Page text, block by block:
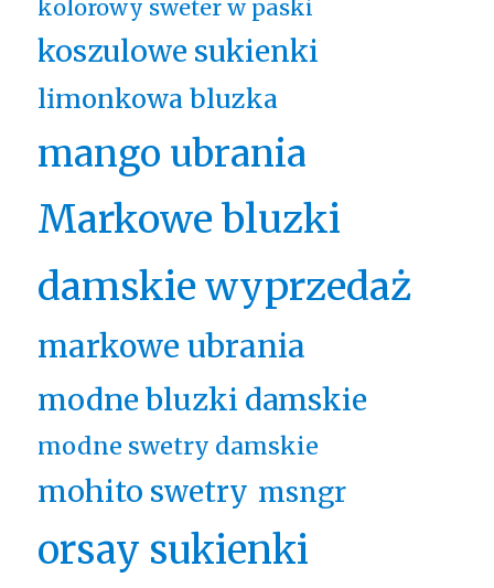
kolorowy sweter w paski
koszulowe sukienki
limonkowa bluzka
mango ubrania
Markowe bluzki
damskie wyprzedaż
markowe ubrania
modne bluzki damskie
modne swetry damskie
mohito swetry msngr
orsay sukienki